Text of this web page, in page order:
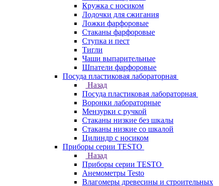
Кружка с носиком
Лодочки для сжигания
Ложки фарфоровые
Стаканы фарфоровые
Ступка и пест
Тигли
Чаши выпарительные
Шпатели фарфоровые
Посуда пластиковая лабораторная
Назад
Посуда пластиковая лабораторная
Воронки лабораторные
Мензурки с ручкой
Стаканы низкие без шкалы
Стаканы низкие со шкалой
Цилиндр с носиком
Приборы серии TESTO
Назад
Приборы серии TESTO
Анемометры Testo
Влагомеры древесины и строительных